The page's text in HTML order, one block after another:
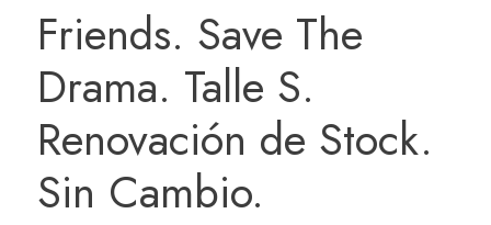
Friends. Save The
Drama. Talle S.
Renovación de Stock.
Sin Cambio.